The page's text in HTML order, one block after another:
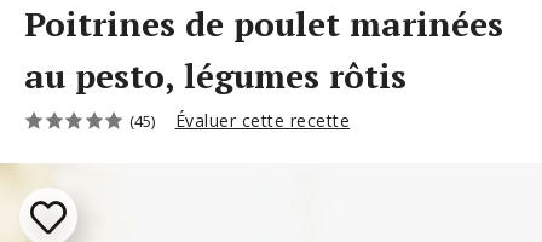
Poitrines de poulet marinées
au pesto, légumes rôtis
(45) Évaluer cette recette